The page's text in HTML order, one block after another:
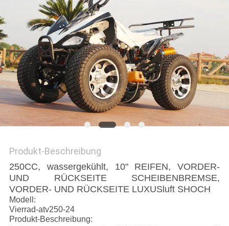
SITEMAP
DATENSCHUTZRICHTLINIE
Produkt-Beschreibung
250CC, wassergekühlt, 10" REIFEN, VORDER-
UND RÜCKSEITE SCHEIBENBREMSE,
VORDER- UND RÜCKSEITE LUXUSluft SHOCH
Modell:
Vierrad-atv250-24
Produkt-Beschreibung: